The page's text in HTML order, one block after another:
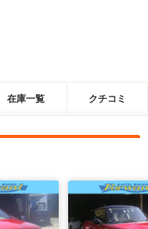
在庫一覧 クチコミ